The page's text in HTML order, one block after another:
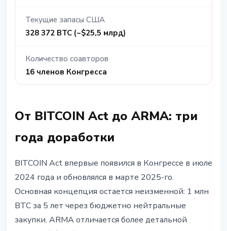
Текущие запасы США
328 372 BTC (~$25,5 млрд)
Количество соавторов
16 членов Конгресса
От BITCOIN Act до ARMA: три
года доработки
BITCOIN Act впервые появился в Конгрессе в июле
2024 года и обновлялся в марте 2025-го.
Основная концепция остается неизменной: 1 млн
BTC за 5 лет через бюджетно нейтральные
закупки. ARMA отличается более детальной